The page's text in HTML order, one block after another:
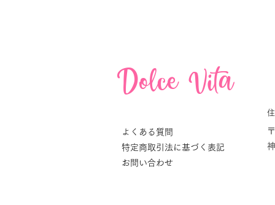
よくある質問
特定商取引法に基づく表記
お問い合わせ
Dolce Vita
Dolce Vita